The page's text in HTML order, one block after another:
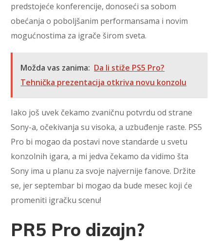
predstojeće konferencije, donoseći sa sobom
obećanja o poboljšanim performansama i novim
mogućnostima za igrače širom sveta.
Možda vas zanima: Da li stiže PS5 Pro?
Tehnička prezentacija otkriva novu konzolu
Iako još uvek čekamo zvaničnu potvrdu od strane
Sony-a, očekivanja su visoka, a uzbuđenje raste. PS5
Pro bi mogao da postavi nove standarde u svetu
konzolnih igara, a mi jedva čekamo da vidimo šta
Sony ima u planu za svoje najvernije fanove. Držite
se, jer septembar bi mogao da bude mesec koji će
promeniti igračku scenu!
PR5 Pro dizajn?